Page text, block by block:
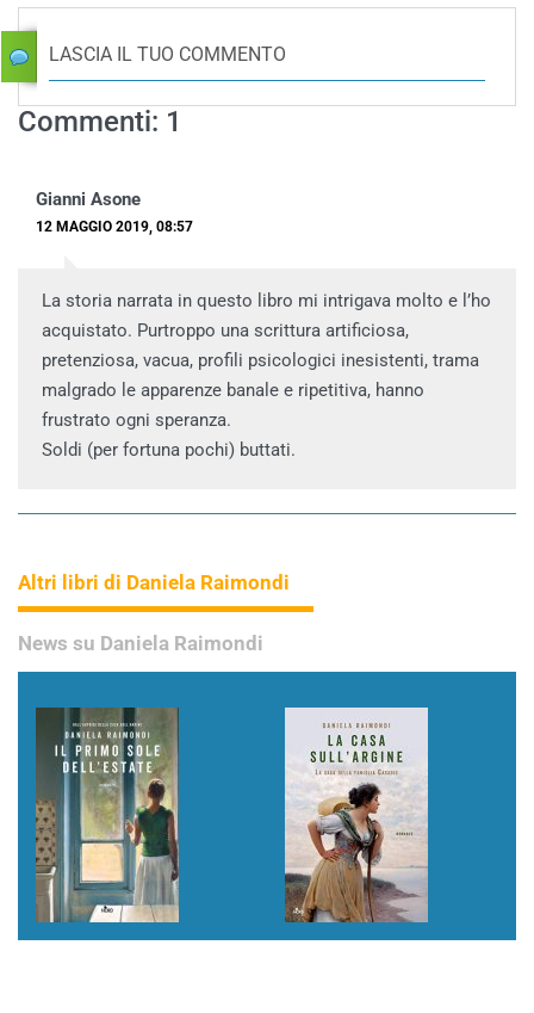
LASCIA IL TUO COMMENTO
Commenti: 1
Gianni Asone
12 MAGGIO 2019, 08:57
La storia narrata in questo libro mi intrigava molto e l’ho
acquistato. Purtroppo una scrittura artificiosa,
pretenziosa, vacua, profili psicologici inesistenti, trama
malgrado le apparenze banale e ripetitiva, hanno
frustrato ogni speranza.
Soldi (per fortuna pochi) buttati.
Altri libri di Daniela Raimondi
News su Daniela Raimondi